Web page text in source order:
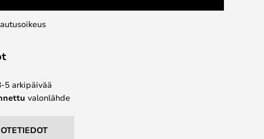
5 arkipäivää
valonlähde